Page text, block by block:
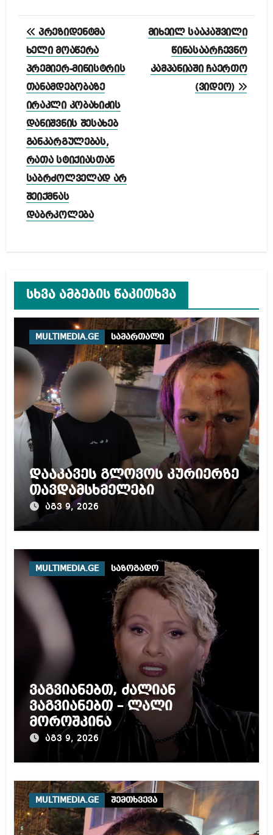
პოსტის
ნავიგაცია
პრეზიდენტმა
ხელი მოაწერა
პრემიერ-მინისტრის
თანამდებობაზე
ირაკლი კობახიძის
დანიშვნის შესახებ
განკარგულებას,
რათა სტიქიასთან
საბრძოლველად არ
შეიქმნას
დაბრკოლება
მიხეილ სააკაშვილი
წინასაარჩევნო
კამპანიაში ჩაერთო
(ვიდეო)
სხვა ამბების წაკითხვა
MULTIMEDIA.GE სამართალი
დააკავეს გლოვოს კურიერზე
თავდამსხმელები
აგვ 9, 2026
MULTIMEDIA.GE საზოგადო
ვაგვიანებთ, ძალიან
ვაგვიანებთ – ლალი
მოროშკინა
აგვ 9, 2026
MULTIMEDIA.GE შემთხვევა